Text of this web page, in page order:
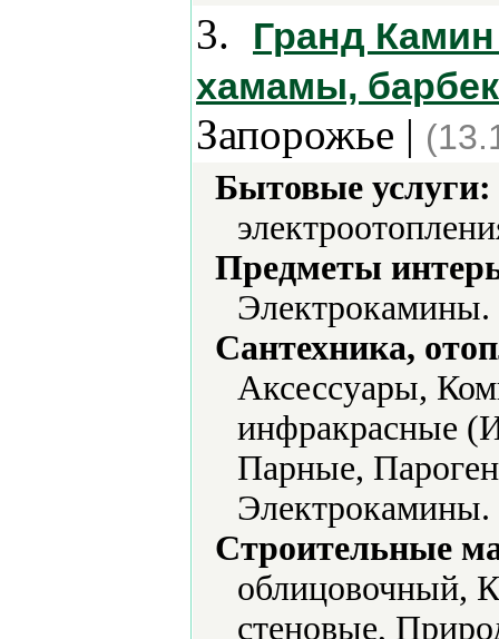
3.
Гранд
хамамы,
Запорожье |
Бытовые услуги:
Предметы
Электрокамины.
Сантехника,
Аксессуары,
инфракрасные
Парные,
Электрокамины.
Строительные
облицовочный,
стеновые,